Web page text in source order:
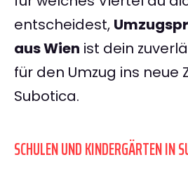
entscheidest,
aus Wien ist dein
für den Umzug ins neue
Subotica.
SCHULEN UND KINDERGÄRTEN IN